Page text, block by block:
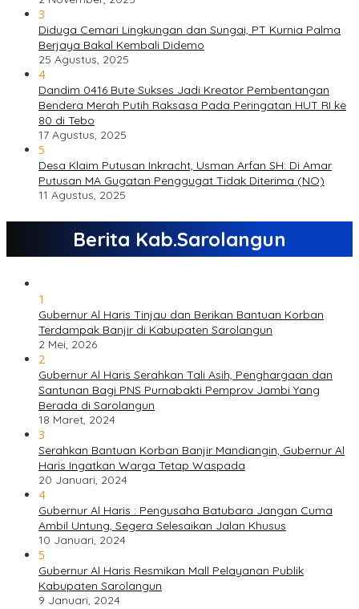
3
Diduga Cemari Lingkungan dan Sungai, PT Kurnia Palma
Berjaya Bakal Kembali Didemo
25 Agustus, 2025
4
Dandim 0416 Bute Sukses Jadi Kreator Pembentangan
Bendera Merah Putih Raksasa Pada Peringatan HUT RI ke
80 di Tebo
17 Agustus, 2025
5
Desa Klaim Putusan Inkracht, Usman Arfan SH: Di Amar
Putusan MA Gugatan Penggugat Tidak Diterima (NO)
11 Agustus, 2025
Berita Kab.Sarolangun
1
Gubernur Al Haris Tinjau dan Berikan Bantuan Korban
Terdampak Banjir di Kabupaten Sarolangun
2 Mei, 2026
2
Gubernur Al Haris Serahkan Tali Asih, Penghargaan dan
Santunan Bagi PNS Purnabakti Pemprov Jambi Yang
Berada di Sarolangun
18 Maret, 2024
3
Serahkan Bantuan Korban Banjir Mandiangin, Gubernur Al
Haris Ingatkan Warga Tetap Waspada
20 Januari, 2024
4
Gubernur Al Haris : Pengusaha Batubara Jangan Cuma
Ambil Untung, Segera Selesaikan Jalan Khusus
10 Januari, 2024
5
Gubernur Al Haris Resmikan Mall Pelayanan Publik
Kabupaten Sarolangun
9 Januari, 2024